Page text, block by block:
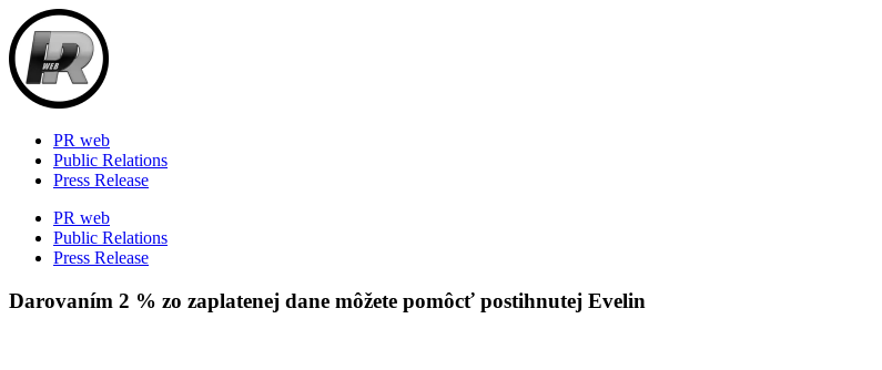
Skip
to
content
PR web
Public Relations
Press Release
PR web
Public Relations
Press Release
Darovaním 2 % zo zaplatenej dane môžete pomôcť postihnutej Evelin